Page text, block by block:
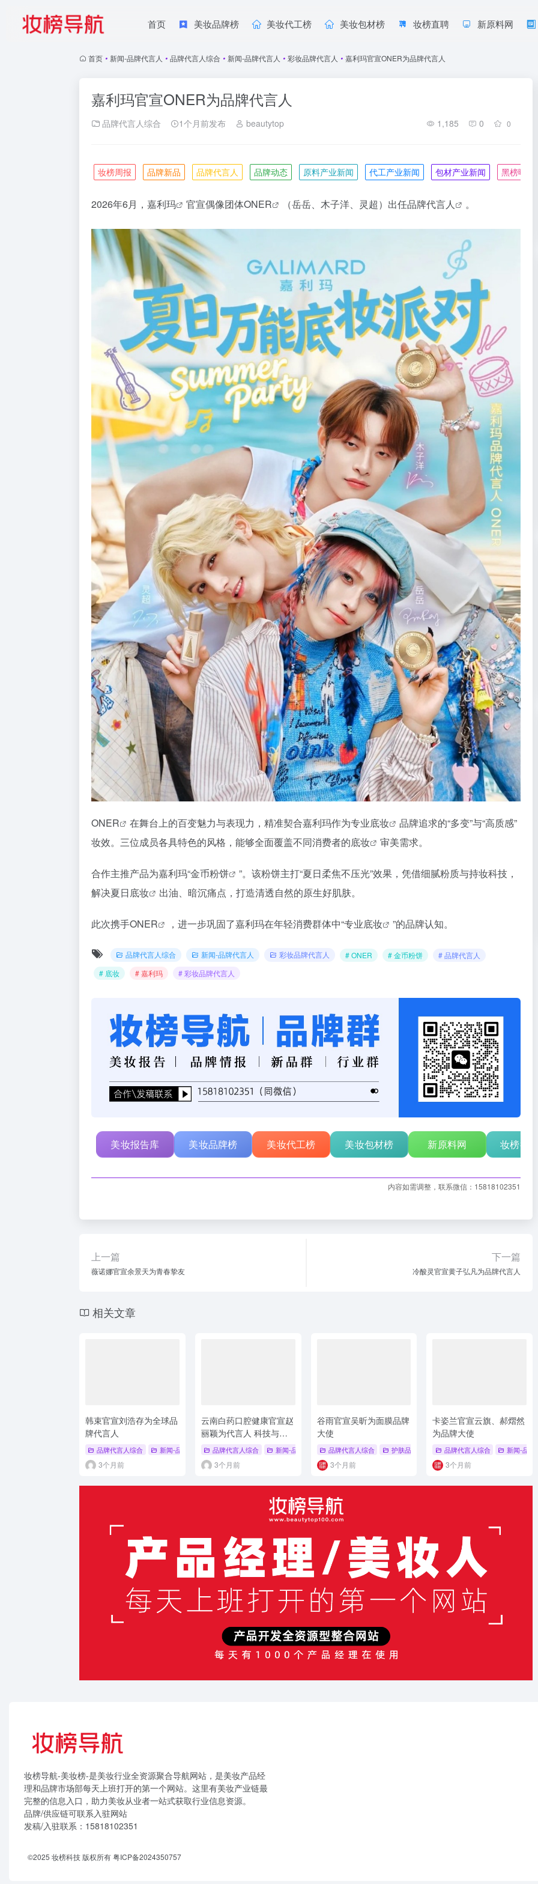
首页 美妆品牌榜 美妆代工榜 美妆包材榜 妆榜直聘 新原料网
首页 • 新闻-品牌代言人 • 品牌代言人综合 • 新闻-品牌代言人 • 彩妆品牌代言人 • 嘉利玛官宣ONER为品牌代言人
嘉利玛官宣ONER为品牌代言人
品牌代言人综合 1个月前发布 beautytop 1,185 0 0
妆榜周报 品牌新品 品牌代言人 品牌动态 原料产业新闻 代工产业新闻 包材产业新闻 黑榜曝光
2026年6月， 嘉利玛 官宣偶像团体ONER （岳岳、木子洋、灵超）出任品牌代言人 。
ONER 在舞台上的百变魅力与表现力，精准契合嘉利玛作为专业底妆
品牌追求的“多变”与“高质感”
妆效。三位成员各具特色的风格，能够全面覆盖不同消费者的底妆 审美需求。
合作主推产品为嘉利玛“金币粉饼 ”。该粉饼主打“夏日柔焦不压光”效果，凭借细腻粉质与持妆科技，
解决夏日底妆 出油、暗沉痛点，打造清透自然的原生好肌肤。
此次携手ONER ，进一步巩固了嘉利玛在年轻消费群体中“专业底妆 ”的品牌认知。
品牌代言人综合 新闻-品牌代言人 彩妆品牌代言人 # ONER # 金币粉饼
# 品牌代言人
# 底妆
# 嘉利玛 # 彩妆品牌代言人
美妆报告库 美妆品牌榜 美妆代工榜 美妆包材榜 新原料网 妆榜行
内容如需调整，联系微信：15818102351
上一篇
薇诺娜官宣余景天为青春挚友
下一篇
冷酸灵官宣黄子弘凡为品牌代言人
相关文章
韩束官宣刘浩存为全球品
牌代言人
品牌代言人综合 新闻-品牌代言人 # 品牌代言人 # 韩束 # 刘浩存
3个月前
云南白药口腔健康官宣赵
丽颖为代言人 科技与文
化赋能护龈新体验
品牌代言人综合 新闻-品牌代言人
3个月前
谷雨官宣吴昕为面膜品牌
大使
品牌代言人综合 护肤品牌代言人 # 面膜品牌大使 # 紧致焕采
3个月前
卡姿兰官宣云旗、郝熠然
为品牌大使
品牌代言人综合 新闻-品牌
3个月前
妆榜导航-美妆榜-是美妆行业全资源聚合导航网站，是美妆产品经
理和品牌市场部每天上班打开的第一个网站。这里有美妆产业链最
完整的信息入口，助力美妆从业者一站式获取行业信息资源。
品牌/供应链可联系入驻网站
发稿/入驻联系：15818102351
©2025 妆榜科技 版权所有粤ICP备2024350757